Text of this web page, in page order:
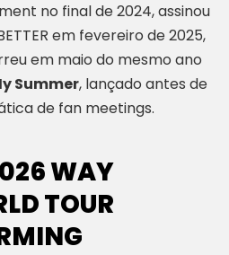
no final de 2024, assinou
em fevereiro de 2025,
em maio do mesmo ano
Summer, lançado antes de
de fan meetings.
WAY
TOUR